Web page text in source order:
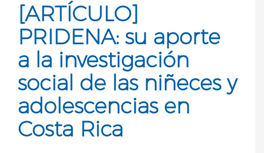
[ARTÍCULO]
PRIDENA: su aporte
a la investigación
social de las niñeces y
adolescencias en
Costa Rica